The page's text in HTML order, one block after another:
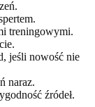
treningowymi.
jeśli nowość nie
naraz.
źródeł.